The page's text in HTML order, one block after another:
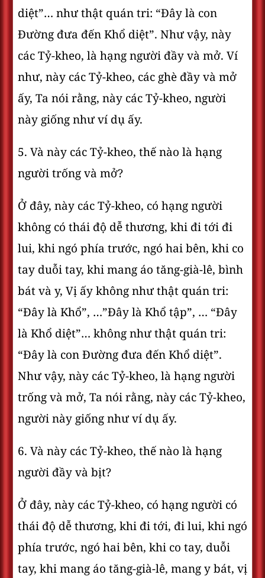
diệt”… như thật quán tri: “Ðây là con
Ðường đưa đến Khổ diệt”. Như vậy, này
các Tỷ-kheo, là hạng người đầy và mở. Ví
như, này các Tỷ-kheo, các ghè đầy và mở
ấy, Ta nói rằng, này các Tỷ-kheo, người
này giống như ví dụ ấy.
5. Và này các Tỷ-kheo, thế nào là hạng
người trống và mở?
Ở đây, này các Tỷ-kheo, có hạng người
không có thái độ dễ thương, khi đi tới đi
lui, khi ngó phía trước, ngó hai bên, khi co
tay duỗi tay, khi mang áo tăng-già-lê, bình
bát và y, Vị ấy không như thật quán tri:
“Ðây là Khổ”, …”Ðây là Khổ tập”, … “Ðây
là Khổ diệt”… không như thật quán tri:
“Ðây là con Ðường đưa đến Khổ diệt”.
Như vậy, này các Tỷ-kheo, là hạng người
trống và mở, Ta nói rằng, này các Tỷ-kheo,
người này giống như ví dụ ấy.
6. Và này các Tỷ-kheo, thế nào là hạng
người đầy và bịt?
Ở đây, này các Tỷ-kheo, có hạng người có
thái độ dễ thương, khi đi tới, đi lui, khi ngó
phía trước, ngó hai bên, khi co tay, duỗi
tay, khi mang áo tăng-già-lê, mang y bát, vị